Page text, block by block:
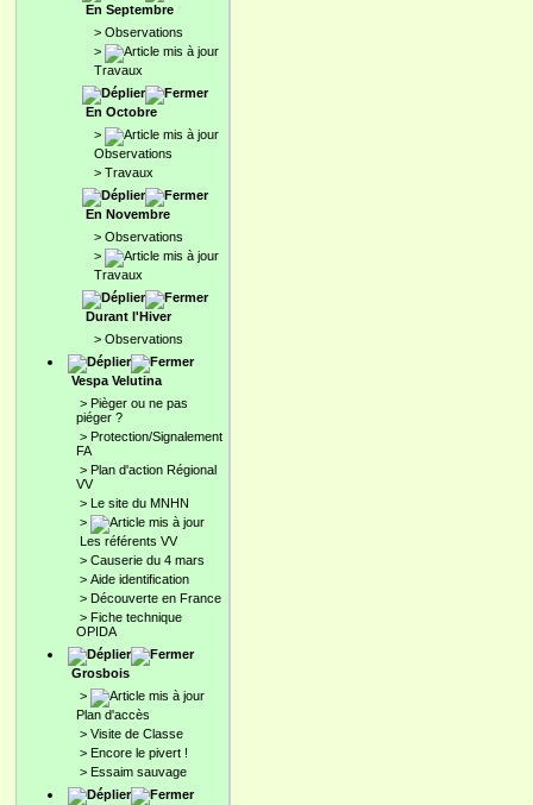
En Septembre
> Observations
>
Travaux
En Octobre
>
Observations
> Travaux
En Novembre
> Observations
>
Travaux
Durant l'Hiver
> Observations
Vespa Velutina
> Pièger ou ne pas
piéger ?
> Protection/Signalement
FA
> Plan d'action Régional
VV
> Le site du MNHN
>
Les référents VV
> Causerie du 4 mars
> Aide identification
> Découverte en France
> Fiche technique
OPIDA
Grosbois
>
Plan d'accès
> Visite de Classe
> Encore le pivert !
> Essaim sauvage